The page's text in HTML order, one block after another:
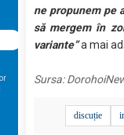
ne propunem pe
să mergem în
variante”a mai
Sursa:
discuție